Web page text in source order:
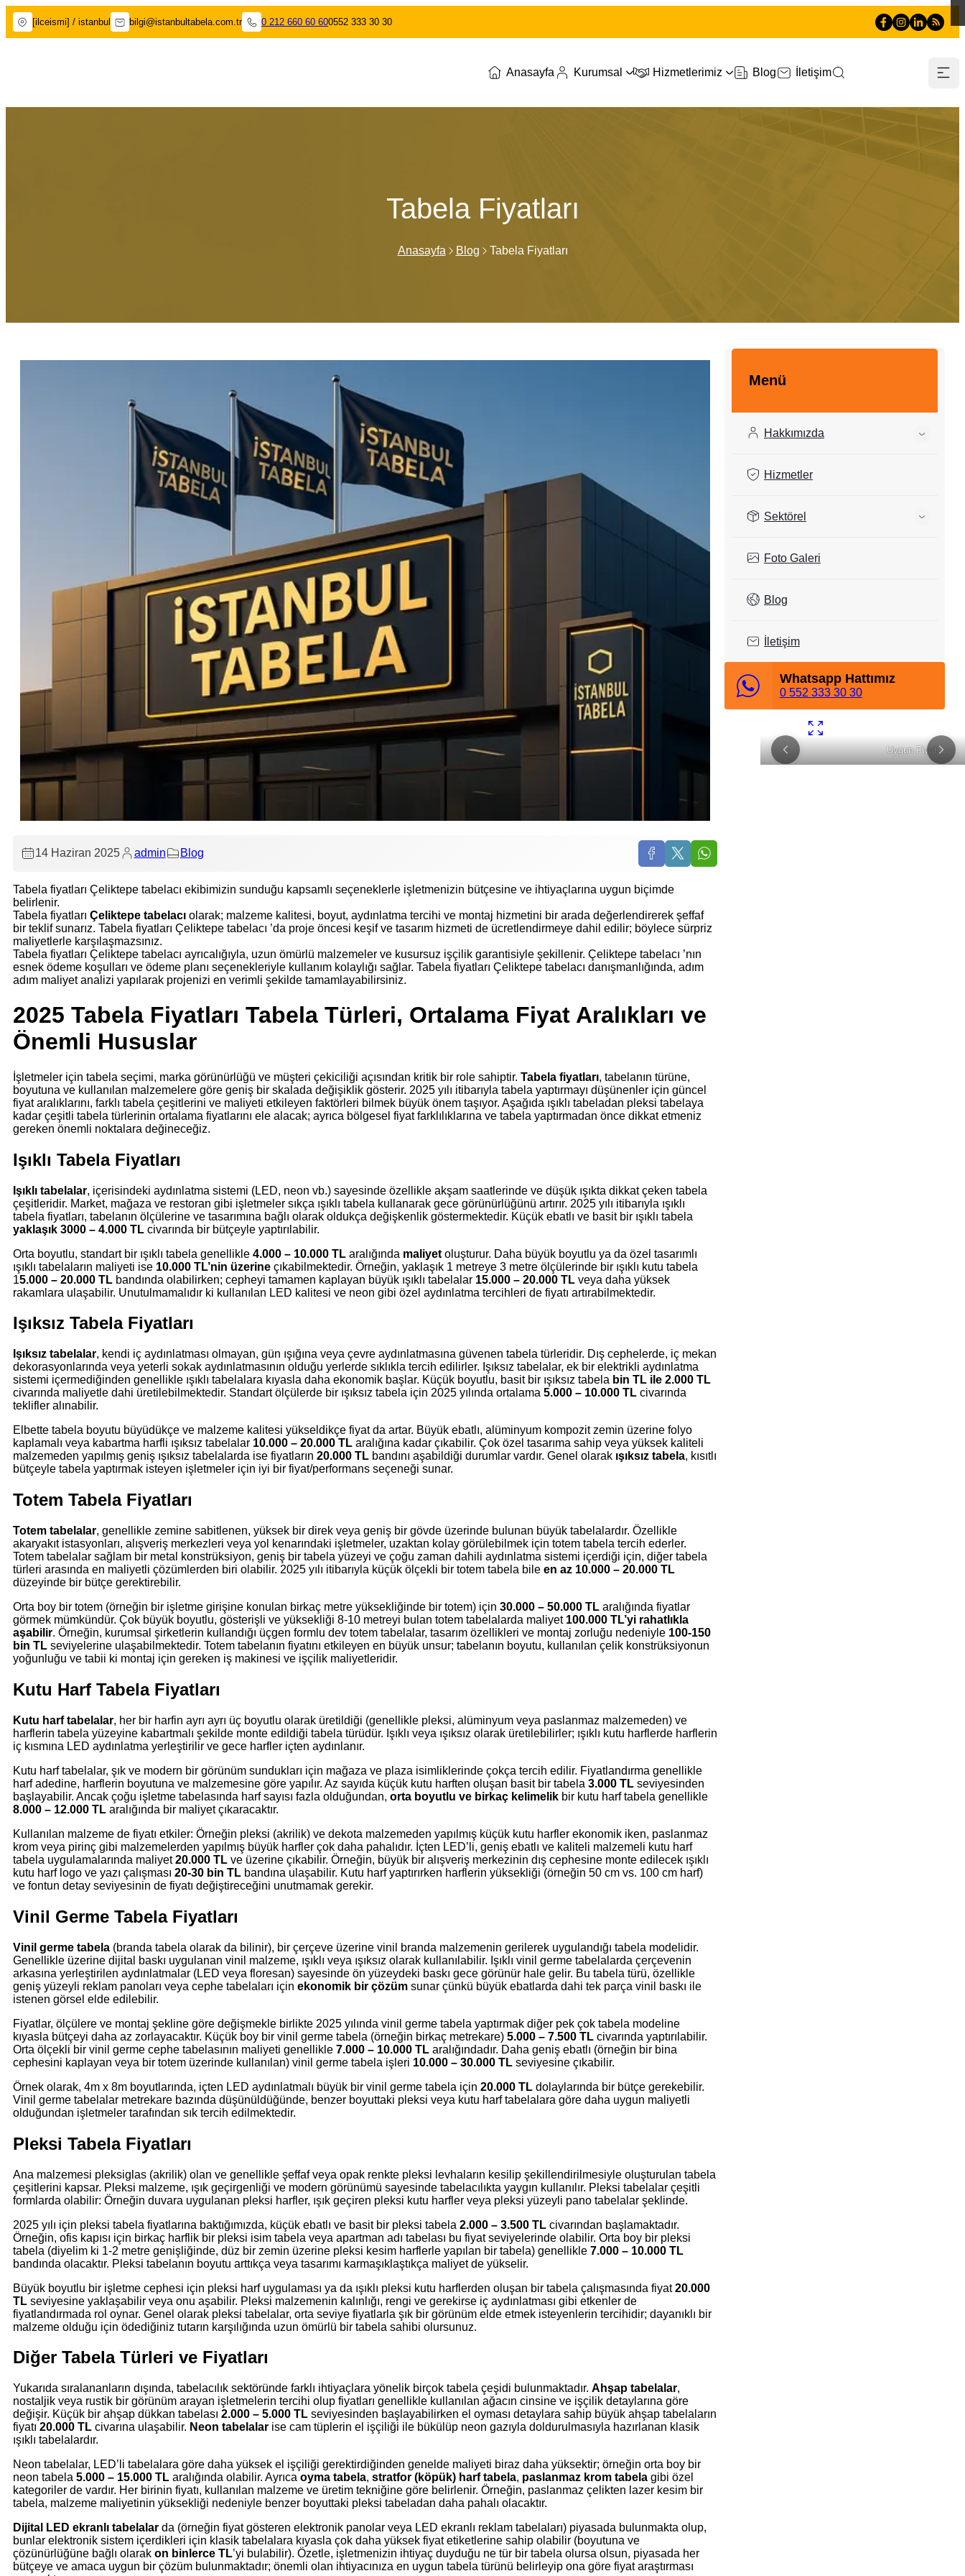
[ilceismi] / istanbul bilgi@istanbultabela.com.tr 0 212 660 60 600552 333 30 30
Anasayfa Kurumsal Hizmetlerimiz Blog İletişim
Tabela Fiyatları
Anasayfa Blog Tabela Fiyatları
14 Haziran 2025 admin Blog
Tabela fiyatları Çeliktepe tabelacı ekibimizin sunduğu kapsamlı seçeneklerle işletmenizin bütçesine ve ihtiyaçlarına uygun biçimde
belirlenir.
Tabela fiyatları Çeliktepe tabelacı olarak; malzeme kalitesi, boyut, aydınlatma tercihi ve montaj hizmetini bir arada değerlendirerek şeffaf
bir teklif sunarız. Tabela fiyatları Çeliktepe tabelacı ’da proje öncesi keşif ve tasarım hizmeti de ücretlendirmeye dahil edilir; böylece sürpriz
maliyetlerle karşılaşmazsınız.
Tabela fiyatları Çeliktepe tabelacı ayrıcalığıyla, uzun ömürlü malzemeler ve kusursuz işçilik garantisiyle şekillenir. Çeliktepe tabelacı ’nın
esnek ödeme koşulları ve ödeme planı seçenekleriyle kullanım kolaylığı sağlar. Tabela fiyatları Çeliktepe tabelacı danışmanlığında, adım
adım maliyet analizi yapılarak projenizi en verimli şekilde tamamlayabilirsiniz.
2025 Tabela Fiyatları Tabela Türleri, Ortalama Fiyat Aralıkları ve
Önemli Hususlar
İşletmeler için tabela seçimi, marka görünürlüğü ve müşteri çekiciliği açısından kritik bir role sahiptir. Tabela fiyatları, tabelanın türüne,
boyutuna ve kullanılan malzemelere göre geniş bir skalada değişiklik gösterir. 2025 yılı itibarıyla tabela yaptırmayı düşünenler için güncel
fiyat aralıklarını, farklı tabela çeşitlerini ve maliyeti etkileyen faktörleri bilmek büyük önem taşıyor. Aşağıda ışıklı tabeladan pleksi tabelaya
kadar çeşitli tabela türlerinin ortalama fiyatlarını ele alacak; ayrıca bölgesel fiyat farklılıklarına ve tabela yaptırmadan önce dikkat etmeniz
gereken önemli noktalara değineceğiz.
Işıklı Tabela Fiyatları
Işıklı tabelalar, içerisindeki aydınlatma sistemi (LED, neon vb.) sayesinde özellikle akşam saatlerinde ve düşük ışıkta dikkat çeken tabela
çeşitleridir. Market, mağaza ve restoran gibi işletmeler sıkça ışıklı tabela kullanarak gece görünürlüğünü artırır. 2025 yılı itibarıyla ışıklı
tabela fiyatları, tabelanın ölçülerine ve tasarımına bağlı olarak oldukça değişkenlik göstermektedir. Küçük ebatlı ve basit bir ışıklı tabela
yaklaşık 3000 – 4.000 TL civarında bir bütçeyle yaptırılabilir.
Orta boyutlu, standart bir ışıklı tabela genellikle 4.000 – 10.000 TL aralığında maliyet oluşturur. Daha büyük boyutlu ya da özel tasarımlı
ışıklı tabelaların maliyeti ise 10.000 TL’nin üzerine çıkabilmektedir. Örneğin, yaklaşık 1 metreye 3 metre ölçülerinde bir ışıklı kutu tabela
15.000 – 20.000 TL bandında olabilirken; cepheyi tamamen kaplayan büyük ışıklı tabelalar 15.000 – 20.000 TL veya daha yüksek
rakamlara ulaşabilir. Unutulmamalıdır ki kullanılan LED kalitesi ve neon gibi özel aydınlatma tercihleri de fiyatı artırabilmektedir.
Işıksız Tabela Fiyatları
Işıksız tabelalar, kendi iç aydınlatması olmayan, gün ışığına veya çevre aydınlatmasına güvenen tabela türleridir. Dış cephelerde, iç mekan
dekorasyonlarında veya yeterli sokak aydınlatmasının olduğu yerlerde sıklıkla tercih edilirler. Işıksız tabelalar, ek bir elektrikli aydınlatma
sistemi içermediğinden genellikle ışıklı tabelalara kıyasla daha ekonomik başlar. Küçük boyutlu, basit bir ışıksız tabela bin TL ile 2.000 TL
civarında maliyetle dahi üretilebilmektedir. Standart ölçülerde bir ışıksız tabela için 2025 yılında ortalama 5.000 – 10.000 TL civarında
teklifler alınabilir.
Elbette tabela boyutu büyüdükçe ve malzeme kalitesi yükseldikçe fiyat da artar. Büyük ebatlı, alüminyum kompozit zemin üzerine folyo
kaplamalı veya kabartma harfli ışıksız tabelalar 10.000 – 20.000 TL aralığına kadar çıkabilir. Çok özel tasarıma sahip veya yüksek kaliteli
malzemeden yapılmış geniş ışıksız tabelalarda ise fiyatların 20.000 TL bandını aşabildiği durumlar vardır. Genel olarak ışıksız tabela, kısıtlı
bütçeyle tabela yaptırmak isteyen işletmeler için iyi bir fiyat/performans seçeneği sunar.
Totem Tabela Fiyatları
Totem tabelalar, genellikle zemine sabitlenen, yüksek bir direk veya geniş bir gövde üzerinde bulunan büyük tabelalardır. Özellikle
akaryakıt istasyonları, alışveriş merkezleri veya yol kenarındaki işletmeler, uzaktan kolay görülebilmek için totem tabela tercih ederler.
Totem tabelalar sağlam bir metal konstrüksiyon, geniş bir tabela yüzeyi ve çoğu zaman dahili aydınlatma sistemi içerdiği için, diğer tabela
türleri arasında en maliyetli çözümlerden biri olabilir. 2025 yılı itibarıyla küçük ölçekli bir totem tabela bile en az 10.000 – 20.000 TL
düzeyinde bir bütçe gerektirebilir.
Orta boy bir totem (örneğin bir işletme girişine konulan birkaç metre yüksekliğinde bir totem) için 30.000 – 50.000 TL aralığında fiyatlar
görmek mümkündür. Çok büyük boyutlu, gösterişli ve yüksekliği 8-10 metreyi bulan totem tabelalarda maliyet 100.000 TL’yi rahatlıkla
aşabilir. Örneğin, kurumsal şirketlerin kullandığı üçgen formlu dev totem tabelalar, tasarım özellikleri ve montaj zorluğu nedeniyle 100-150
bin TL seviyelerine ulaşabilmektedir. Totem tabelanın fiyatını etkileyen en büyük unsur; tabelanın boyutu, kullanılan çelik konstrüksiyonun
yoğunluğu ve tabii ki montaj için gereken iş makinesi ve işçilik maliyetleridir.
Kutu Harf Tabela Fiyatları
Kutu harf tabelalar, her bir harfin ayrı ayrı üç boyutlu olarak üretildiği (genellikle pleksi, alüminyum veya paslanmaz malzemeden) ve
harflerin tabela yüzeyine kabartmalı şekilde monte edildiği tabela türüdür. Işıklı veya ışıksız olarak üretilebilirler; ışıklı kutu harflerde harflerin
iç kısmına LED aydınlatma yerleştirilir ve gece harfler içten aydınlanır.
Kutu harf tabelalar, şık ve modern bir görünüm sundukları için mağaza ve plaza isimliklerinde çokça tercih edilir. Fiyatlandırma genellikle
harf adedine, harflerin boyutuna ve malzemesine göre yapılır. Az sayıda küçük kutu harften oluşan basit bir tabela 3.000 TL seviyesinden
başlayabilir. Ancak çoğu işletme tabelasında harf sayısı fazla olduğundan, orta boyutlu ve birkaç kelimelik bir kutu harf tabela genellikle
8.000 – 12.000 TL aralığında bir maliyet çıkaracaktır.
Kullanılan malzeme de fiyatı etkiler: Örneğin pleksi (akrilik) ve dekota malzemeden yapılmış küçük kutu harfler ekonomik iken, paslanmaz
krom veya pirinç gibi malzemelerden yapılmış büyük harfler çok daha pahalıdır. İçten LED’li, geniş ebatlı ve kaliteli malzemeli kutu harf
tabela uygulamalarında maliyet20.000 TL ve üzerine çıkabilir. Örneğin, büyük bir alışveriş merkezinin dış cephesine monte edilecek ışıklı
kutu harf logo ve yazı çalışması 20-30 bin TL bandına ulaşabilir. Kutu harf yaptırırken harflerin yüksekliği (örneğin 50 cm vs. 100 cm harf)
ve fontun detay seviyesinin de fiyatı değiştireceğini unutmamak gerekir.
Vinil Germe Tabela Fiyatları
Vinil germe tabela (branda tabela olarak da bilinir), bir çerçeve üzerine vinil branda malzemenin gerilerek uygulandığı tabela modelidir.
Genellikle üzerine dijital baskı uygulanan vinil malzeme, ışıklı veya ışıksız olarak kullanılabilir. Işıklı vinil germe tabelalarda çerçevenin
arkasına yerleştirilen aydınlatmalar (LED veya floresan) sayesinde ön yüzeydeki baskı gece görünür hale gelir. Bu tabela türü, özellikle
geniş yüzeyli reklam panoları veya cephe tabelaları için ekonomik bir çözüm sunar çünkü büyük ebatlarda dahi tek parça vinil baskı ile
istenen görsel elde edilebilir.
Fiyatlar, ölçülere ve montaj şekline göre değişmekle birlikte 2025 yılında vinil germe tabela yaptırmak diğer pek çok tabela modeline
kıyasla bütçeyi daha az zorlayacaktır. Küçük boy bir vinil germe tabela (örneğin birkaç metrekare) 5.000 – 7.500 TL civarında yaptırılabilir.
Orta ölçekli bir vinil germe cephe tabelasının maliyeti genellikle 7.000 – 10.000 TL aralığındadır. Daha geniş ebatlı (örneğin bir bina
cephesini kaplayan veya bir totem üzerinde kullanılan) vinil germe tabela işleri 10.000 – 30.000 TL seviyesine çıkabilir.
Örnek olarak, 4m x 8m boyutlarında, içten LED aydınlatmalı büyük bir vinil germe tabela için 20.000 TL dolaylarında bir bütçe gerekebilir.
Vinil germe tabelalar metrekare bazında düşünüldüğünde, benzer boyuttaki pleksi veya kutu harf tabelalara göre daha uygun maliyetli
olduğundan işletmeler tarafından sık tercih edilmektedir.
Pleksi Tabela Fiyatları
Ana malzemesi pleksiglas (akrilik) olan ve genellikle şeffaf veya opak renkte pleksi levhaların kesilip şekillendirilmesiyle oluşturulan tabela
çeşitlerini kapsar. Pleksi malzeme, ışık geçirgenliği ve modern görünümü sayesinde tabelacılıkta yaygın kullanılır. Pleksi tabelalar çeşitli
formlarda olabilir: Örneğin duvara uygulanan pleksi harfler, ışık geçiren pleksi kutu harfler veya pleksi yüzeyli pano tabelalar şeklinde.
2025 yılı için pleksi tabela fiyatlarına baktığımızda, küçük ebatlı ve basit bir pleksi tabela 2.000 – 3.500 TL civarından başlamaktadır.
Örneğin, ofis kapısı için birkaç harflik bir pleksi isim tabela veya apartman adı tabelası bu fiyat seviyelerinde olabilir. Orta boy bir pleksi
tabela (diyelim ki 1-2 metre genişliğinde, düz bir zemin üzerine pleksi kesim harflerle yapılan bir tabela) genellikle 7.000 – 10.000 TL
bandında olacaktır. Pleksi tabelanın boyutu arttıkça veya tasarımı karmaşıklaştıkça maliyet de yükselir.
Büyük boyutlu bir işletme cephesi için pleksi harf uygulaması ya da ışıklı pleksi kutu harflerden oluşan bir tabela çalışmasında fiyat20.000
TL seviyesine yaklaşabilir veya onu aşabilir. Pleksi malzemenin kalınlığı, rengi ve gerekirse iç aydınlatması gibi etkenler de
fiyatlandırmada rol oynar. Genel olarak pleksi tabelalar, orta seviye fiyatlarla şık bir görünüm elde etmek isteyenlerin tercihidir; dayanıklı bir
malzeme olduğu için ödediğiniz tutarın karşılığında uzun ömürlü bir tabela sahibi olursunuz.
Diğer Tabela Türleri ve Fiyatları
Yukarıda sıralananların dışında, tabelacılık sektöründe farklı ihtiyaçlara yönelik birçok tabela çeşidi bulunmaktadır. Ahşap tabelalar,
nostaljik veya rustik bir görünüm arayan işletmelerin tercihi olup fiyatları genellikle kullanılan ağacın cinsine ve işçilik detaylarına göre
değişir. Küçük bir ahşap dükkan tabelası 2.000 – 5.000 TL seviyesinden başlayabilirken el oyması detaylara sahip büyük ahşap tabelaların
fiyatı 20.000 TL civarına ulaşabilir. Neon tabelalar ise cam tüplerin el işçiliği ile bükülüp neon gazıyla doldurulmasıyla hazırlanan klasik
ışıklı tabelalardır.
Neon tabelalar, LED’li tabelalara göre daha yüksek el işçiliği gerektirdiğinden genelde maliyeti biraz daha yüksektir; örneğin orta boy bir
neon tabela 5.000 – 15.000 TL aralığında olabilir. Ayrıca oyma tabela, stratfor (köpük) harf tabela, paslanmaz krom tabela gibi özel
kategoriler de vardır. Her birinin fiyatı, kullanılan malzeme ve üretim tekniğine göre belirlenir. Örneğin, paslanmaz çelikten lazer kesim bir
tabela, malzeme maliyetinin yüksekliği nedeniyle benzer boyuttaki pleksi tabeladan daha pahalı olacaktır.
Dijital LED ekranlı tabelalar da (örneğin fiyat gösteren elektronik panolar veya LED ekranlı reklam tabelaları) piyasada bulunmakta olup,
bunlar elektronik sistem içerdikleri için klasik tabelalara kıyasla çok daha yüksek fiyat etiketlerine sahip olabilir (boyutuna ve
çözünürlüğüne bağlı olarak on binlerce TL’yi bulabilir). Özetle, işletmenizin ihtiyaç duyduğu ne tür bir tabela olursa olsun, piyasada her
bütçeye ve amaca uygun bir çözüm bulunmaktadır; önemli olan ihtiyacınıza en uygun tabela türünü belirleyip ona göre fiyat araştırması
Menü
Hakkımızda
Hizmetler
Sektörel
Foto Galeri
Blog
İletişim
Whatsapp Hattımız
0 552 333 30 30
Fason Kutu Harf Reklam Malzemeleri Satışı Çözüm Ortağınız Uygun Fiyat